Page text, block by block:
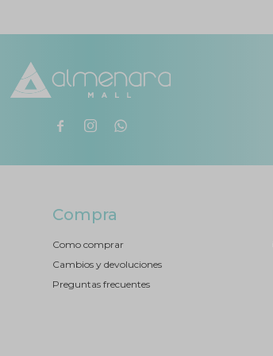
  
Compra
Como comprar
Cambios y devoluciones
Preguntas frecuentes